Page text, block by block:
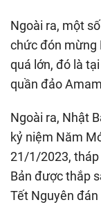
Ngoài ra, một
chức đón mừng
quá lớn, đó là
quần đảo
Ngoài ra, Nhật
kỷ niệm Năm
21/1/2023,
Bản được thắp
Tết Nguyên đán